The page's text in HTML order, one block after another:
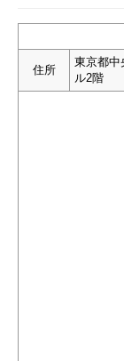
住所
東京都
ル2階